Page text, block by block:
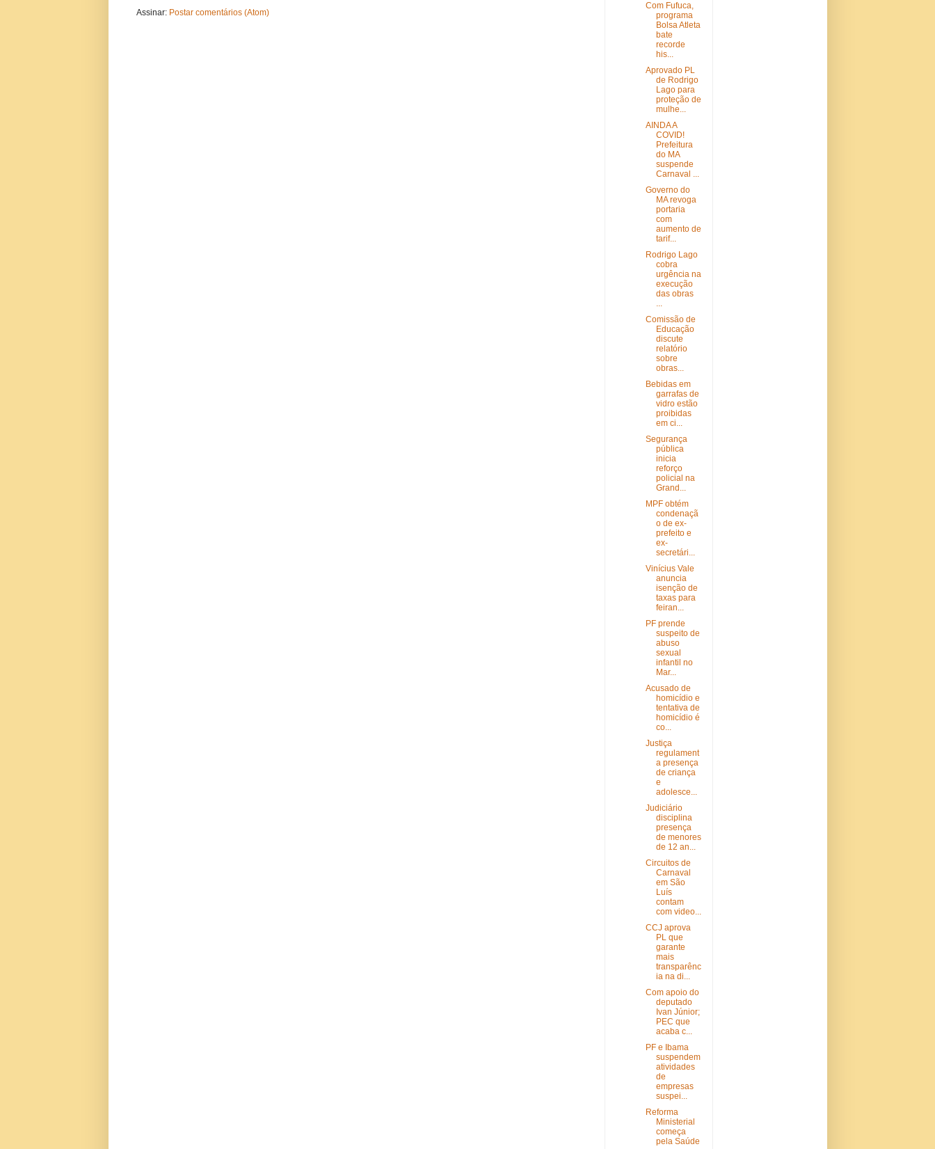
Assinar: Postar comentários (Atom)
Com Fufuca,
programa
Bolsa Atleta
bate
recorde
his...
Aprovado PL
de Rodrigo
Lago para
proteção de
mulhe...
AINDA A
COVID!
Prefeitura
do MA
suspende
Carnaval ...
Governo do
MA revoga
portaria
com
aumento de
tarif...
Rodrigo Lago
cobra
urgência na
execução
das obras
...
Comissão de
Educação
discute
relatório
sobre
obras...
Bebidas em
garrafas de
vidro estão
proibidas
em ci...
Segurança
pública
inicia
reforço
policial na
Grand...
MPF obtém
condenaçã
o de ex-
prefeito e
ex-
secretári...
Vinícius Vale
anuncia
isenção de
taxas para
feiran...
PF prende
suspeito de
abuso
sexual
infantil no
Mar...
Acusado de
homicídio e
tentativa de
homicídio é
co...
Justiça
regulament
a presença
de criança
e
adolesce...
Judiciário
disciplina
presença
de menores
de 12 an...
Circuitos de
Carnaval
em São
Luís
contam
com video...
CCJ aprova
PL que
garante
mais
transparênc
ia na di...
Com apoio do
deputado
Ivan Júnior;
PEC que
acaba c...
PF e Ibama
suspendem
atividades
de
empresas
suspei...
Reforma
Ministerial
começa
pela Saúde